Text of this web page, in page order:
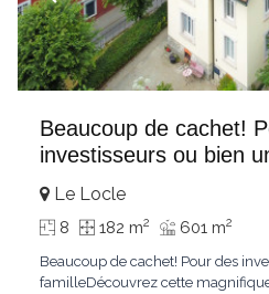
Beaucoup de cachet!
investisseurs ou bien
Le Locle
8 182 m2 601 m2
Beaucoup de cachet! Pour des
familleDécouvrez cette